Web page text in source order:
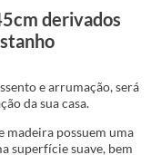
derivados
e arrumação, será
da sua casa.
madeira possuem uma
superfície suave, bem